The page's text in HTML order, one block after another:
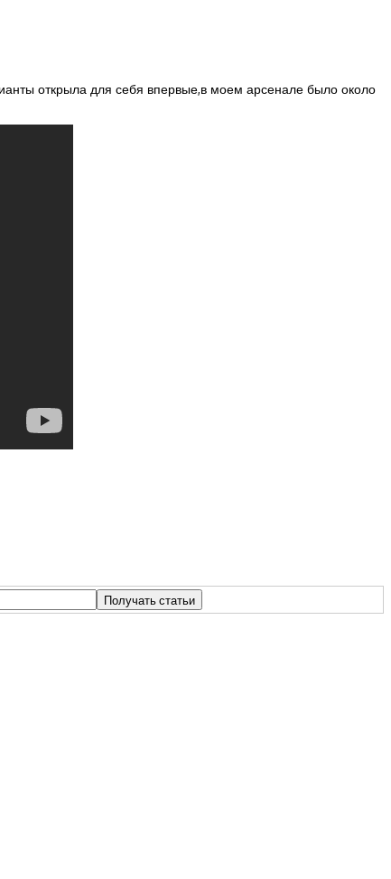
открыла для себя впервые,в моем арсенале было около